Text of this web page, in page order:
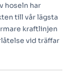
hoseln har
till vår lägsta
kraftlinjen
vid träffar